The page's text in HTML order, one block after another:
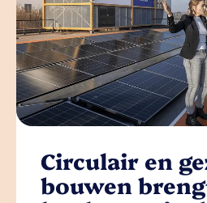
Circulair en
bouwen